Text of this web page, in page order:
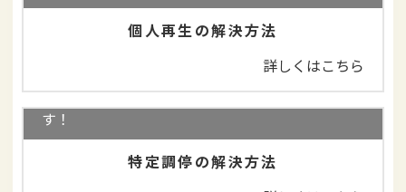
個人再生の解決方法
詳しくはこちら
司法書士に依頼せずにご自身で行うことができま
す！
特定調停の解決方法